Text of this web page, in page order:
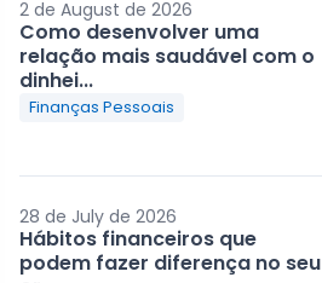
2 de August de 2026
Como desenvolver uma
relação mais saudável com o
dinhei...
Finanças Pessoais
28 de July de 2026
Hábitos financeiros que
podem fazer diferença no seu